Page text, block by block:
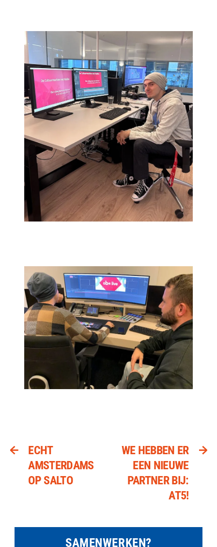
←
ECHT
AMSTERDAMS
OP SALTO
→
WE HEBBEN ER
EEN NIEUWE
PARTNER BIJ:
AT5!
SAMENWERKEN?